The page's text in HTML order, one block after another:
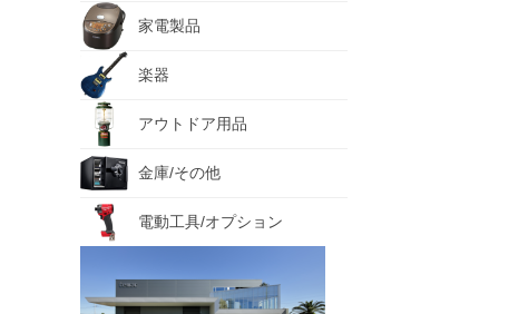
家電製品
楽器
アウトドア用品
金庫/その他
電動工具/オプション